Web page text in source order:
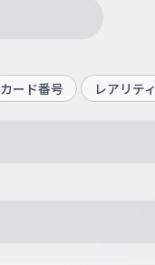
カード番号 レアリティ